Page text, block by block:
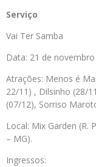
Serviço
Vai Ter Samba
Data: 21 de
Atrações: Menos é
22/11) , Dilsinho (28/
(07/12), Sorriso
Local: Mix Garden (R.
– MG).
Ingressos: